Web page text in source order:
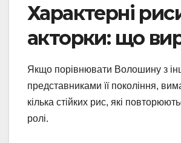
Характерні
акторки: що
Якщо порівнювати Волошину з
представниками її покоління,
кілька стійких рис, які
ролі.